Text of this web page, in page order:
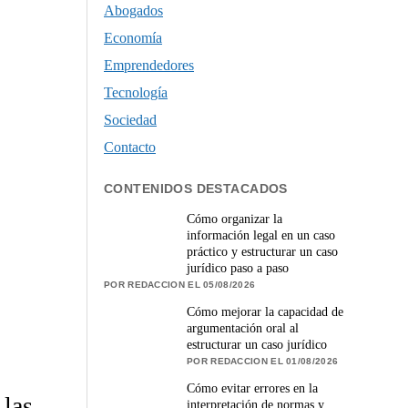
Abogados
Economía
Emprendedores
Tecnología
Sociedad
Contacto
CONTENIDOS DESTACADOS
Cómo organizar la
información legal en un caso
práctico y estructurar un caso
jurídico paso a paso
POR REDACCION EL 05/08/2026
Cómo mejorar la capacidad de
argumentación oral al
estructurar un caso jurídico
POR REDACCION EL 01/08/2026
Cómo evitar errores en la
interpretación de normas y